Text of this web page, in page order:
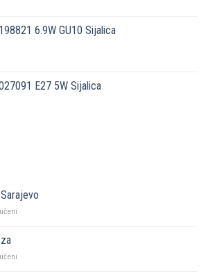
6.9W GU10 Sijalica
E27 5W Sijalica